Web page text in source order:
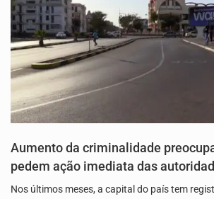
Aumento da criminalidade
pedem ação imediata das
Nos últimos meses, a capital do país tem